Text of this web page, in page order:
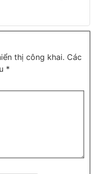
thị công khai. Các
*